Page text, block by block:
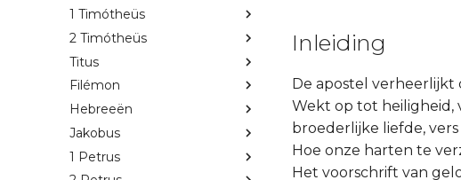
1 Timótheüs
2 Timótheüs
Titus
Filémon
Hebreeën
Jakobus
1 Petrus
Inleiding
De apostel verheerlijkt
Wekt op tot heiligheid,
broederlijke liefde, vers
Hoe onze harten te
Het voorschrift van